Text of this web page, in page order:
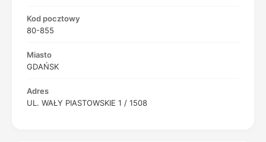
Kod pocztowy
80-855
Miasto
GDAŃSK
Adres
UL. WAŁY PIASTOWSKIE 1 / 1508